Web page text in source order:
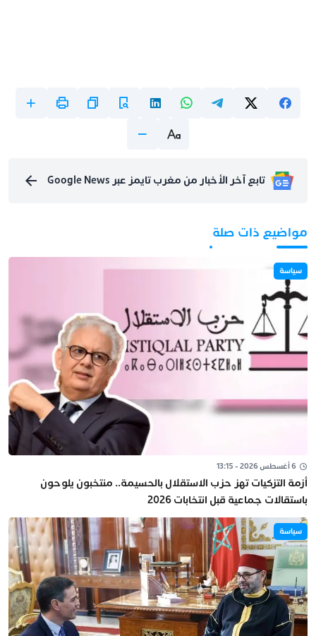
تابع آخر الأخبار من مغرب تايمز عبر Google News
مواضيع ذات صلة
سياسة
6 أغسطس 2026 - 13:15
أزمة التزكيات تهز حزب الاستقلال بالحسيمة.. منتخبون يلوحون
باستقالات جماعية قبل انتخابات 2026
سياسة